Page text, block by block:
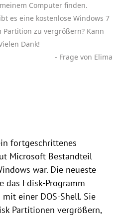
Computer finden.
es eine kostenlose Windows 7
Partition zu vergrößern? Kann
Dank!
- Frage von Elima
fortgeschrittenes
Microsoft Bestandteil
war. Die neueste
das Fdisk-Programm
einer DOS-Shell. Sie
Partitionen vergrößern,